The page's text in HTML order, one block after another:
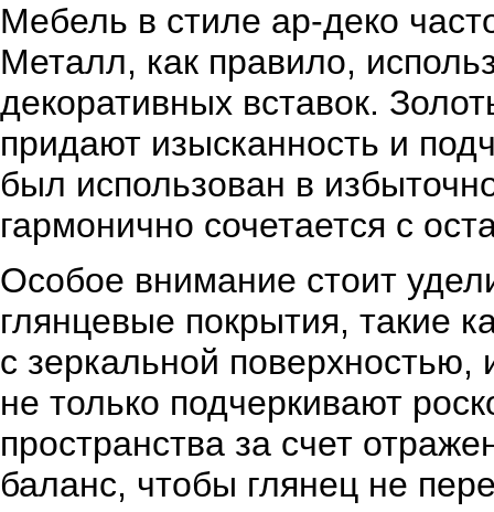
Мебель в стиле ар-деко
Металл, как правило,
декоративных вставок.
придают изысканность и
был использован в
гармонично сочетается с
Особое внимание стоит
глянцевые покрытия, такие
с зеркальной
не только подчеркивают
пространства за счет
баланс, чтобы глянец не